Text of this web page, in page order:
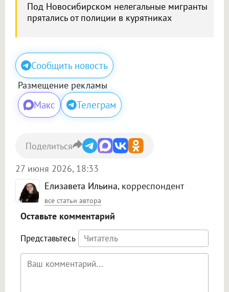
Под Новосибирском нелегальные мигранты
прятались от полиции в курятниках
Сообщить новость
Размещение рекламы
Макс Телеграм
Елизавета Ильина, корреспондент
все статьи автора
27 июня 2026, 18:33
Поделиться
Оставьте комментарий
Представьтесь